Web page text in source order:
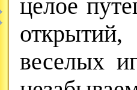
целое
веселых